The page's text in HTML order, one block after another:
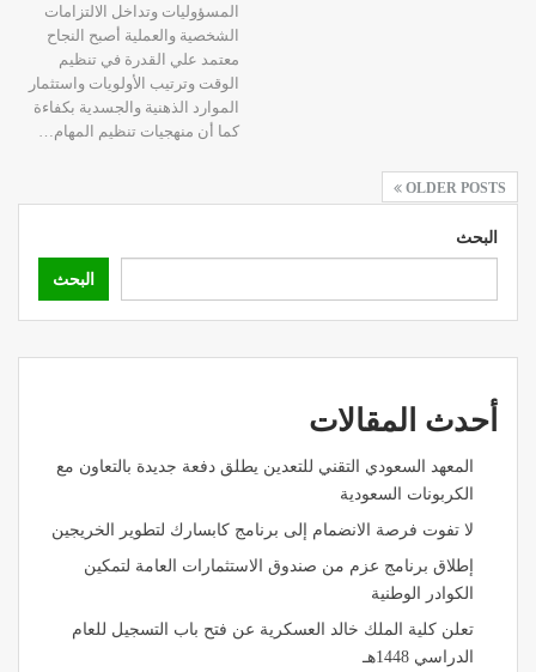
المسؤوليات وتداخل الالتزامات
الشخصية والعملية أصبح النجاح
معتمد علي القدرة في تنظيم
الوقت وترتيب الأولويات واستثمار
الموارد الذهنية والجسدية بكفاءة
كما أن منهجيات تنظيم المهام…
OLDER POSTS
البحث
البحث
أحدث المقالات
المعهد السعودي التقني للتعدين يطلق دفعة جديدة بالتعاون مع
الكربونات السعودية
لا تفوت فرصة الانضمام إلى برنامج كابسارك لتطوير الخريجين
إطلاق برنامج عزم من صندوق الاستثمارات العامة لتمكين
الكوادر الوطنية
تعلن كلية الملك خالد العسكرية عن فتح باب التسجيل للعام
الدراسي 1448هـ